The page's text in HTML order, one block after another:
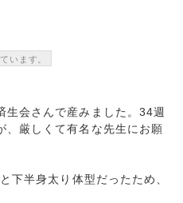
います。
生会さんで産みました。34週
、厳しくて有名な先生にお願
下半身太り体型だったため、